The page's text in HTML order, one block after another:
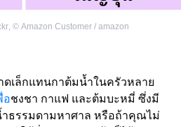
, © Amazon Customer / amazon
ดเล็กแทนกาต้มน้ำในครัวหลาย
อชงชา กาแฟ และต้มบะหมี่ ซึ่งมี
ธรรมดามหาศาล หรือถ้าคุณไม่